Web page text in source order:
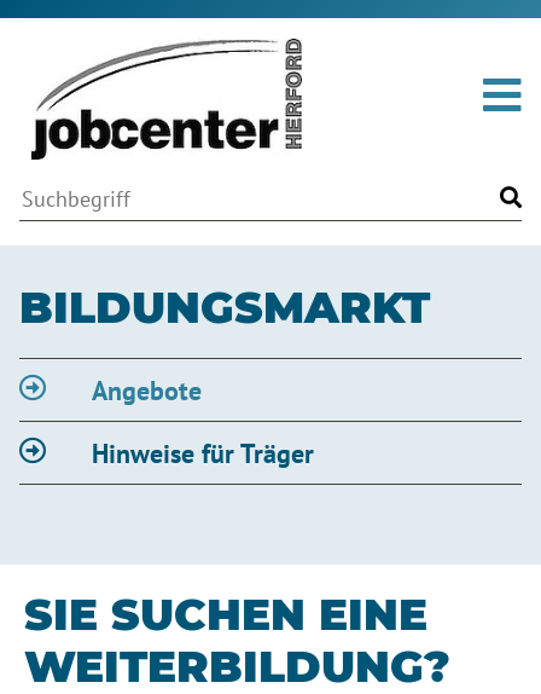
Volltextsuche
Suchwort
BILDUNGSMARKT
Angebote
Hinweise für Träger
SIE SUCHEN EINE
WEITERBILDUNG?